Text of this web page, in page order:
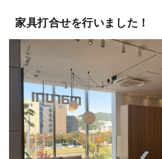
家具打合せを行いました！